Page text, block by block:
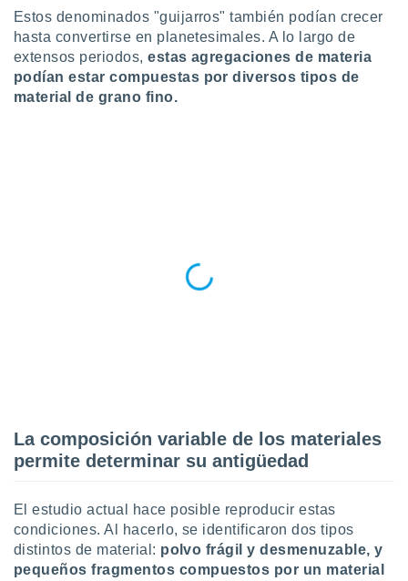
ni para
o
aunque
no
IP
de
traten tus
en
interés
Para
Estos denominados "guijarros" también podían crecer
hasta convertirse en planetesimales. A lo largo de
extensos periodos, estas agregaciones de materia
podían estar compuestas por diversos tipos de
material de grano fino.
La composición variable de los materiales
permite determinar su antigüedad
El estudio actual hace posible reproducir estas
condiciones. Al hacerlo, se identificaron dos tipos
distintos de material: polvo frágil y desmenuzable, y
pequeños fragmentos compuestos por un material